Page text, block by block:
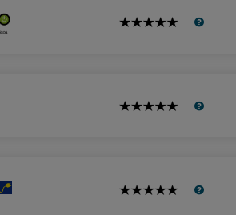
5
5
5